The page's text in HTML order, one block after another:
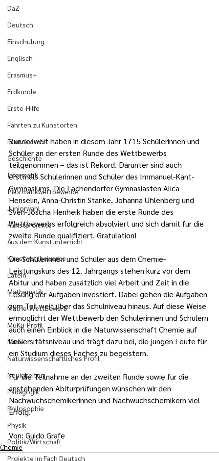
DaZ
Deutsch
Einschulung
Englisch
Erasmus+
Erdkunde
Erste-Hilfe
Fahrten zu Kunstorten
Französisch
Geschichte
Informatik
Informatikwettbewerbe
Juniorwahl
Kunstprojekte
Aus dem Kunstunterricht
Kunstwettbewerbe
Latein
Mathematik
Mathe-Wettbewerb
MuKu-Profil
Musik
Naturwissenschaftliches Profil
Neuigkeiten
Pädagogik
Philosophie
Physik
Politik/Wirtschaft
Projekte im Fach Deutsch
Bundesweit haben in diesem Jahr 1715 Schülerinnen und
Schüler an der ersten Runde des Wettbewerbs
teilgenommen – das ist Rekord. Darunter sind auch
erstmals Schülerinnen und Schüler des Immanuel-Kant-
Gymnasiums. Die Lachendorfer Gymnasiasten Alica
Henselin, Anna-Christin Stanke, Johanna Uhlenberg und
Sven-Joscha Henheik haben die erste Runde des
Wettbewerbs erfolgreich absolviert und sich damit für die
zweite Runde qualifiziert. Gratulation!
Die Schülerinnen und Schüler aus dem Chemie-
Leistungskurs des 12. Jahrgangs stehen kurz vor dem
Abitur und haben zusätzlich viel Arbeit und Zeit in die
Lösung der Aufgaben investiert. Dabei gehen die Aufgaben
zum Teil weit über das Schulniveau hinaus. Auf diese Weise
ermöglicht der Wettbewerb den Schülerinnen und Schülern
auch einen Einblick in die Naturwissenschaft Chemie auf
Universitätsniveau und trägt dazu bei, die jungen Leute für
ein Studium dieses Faches zu begeistern.
Für die Teilnahme an der zweiten Runde sowie für die
anstehenden Abiturprüfungen wünschen wir den
Nachwuchschemikerinnen und Nachwuchschemikern viel
Erfolg.
Von: Guido Grafe
Chemie